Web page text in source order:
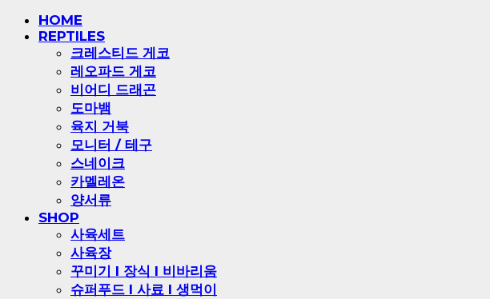
HOME
REPTILES
크레스티드 게코
레오파드 게코
비어디 드래곤
도마뱀
육지 거북
모니터 / 테구
스네이크
카멜레온
양서류
SHOP
사육세트
사육장
꾸미기 l 장식 l 비바리움
슈퍼푸드 l 사료 l 생먹이